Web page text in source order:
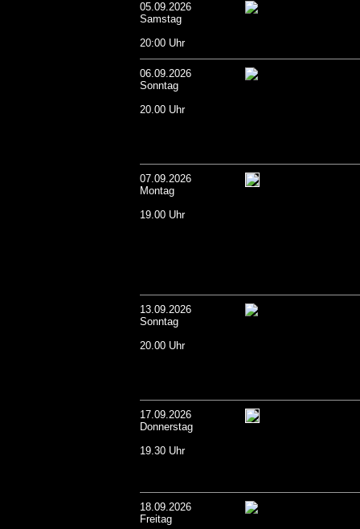
05.09.2026
Samstag
20:00 Uhr
06.09.2026
Sonntag
20.00 Uhr
07.09.2026
Montag
19.00 Uhr
13.09.2026
Sonntag
20.00 Uhr
17.09.2026
Donnerstag
19.30 Uhr
18.09.2026
Freitag